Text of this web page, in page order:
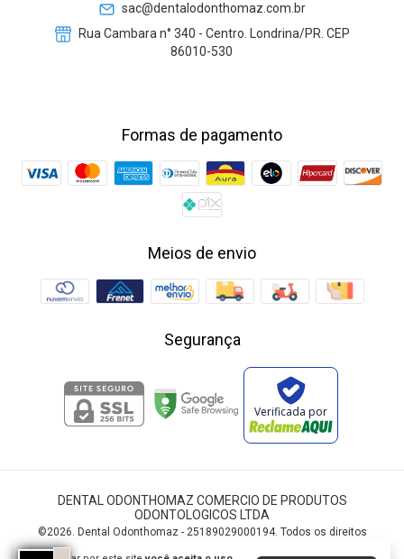
sac@dentalodonthomaz.com.br
Rua Cambara n° 340 - Centro. Londrina/PR. CEP
86010-530
Formas de pagamento
Meios de envio
Segurança
Verificada por
DENTAL ODONTHOMAZ COMERCIO DE PRODUTOS
ODONTOLOGICOS LTDA
©2026. Dental Odonthomaz - 25189029000194. Todos os direitos